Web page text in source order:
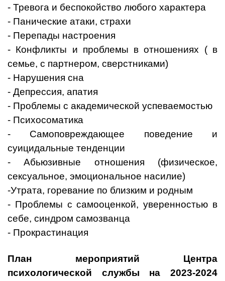
- Тревога и беспокойство любого характера
- Панические атаки, страхи
- Перепады настроения
- Конфликты и проблемы в отношениях ( в
семье, с партнером, сверстниками)
- Нарушения сна
- Депрессия, апатия
- Проблемы с академической успеваемостью
- Психосоматика
- Самоповреждающее поведение и
суицидальные тенденции
- Абьюзивные отношения (физическое,
сексуальное, эмоциональное насилие)
-Утрата, горевание по близким и родным
- Проблемы с самооценкой, уверенностью в
себе, синдром самозванца
- Прокрастинация
План мероприятий Центра
психологической службы на 2023-2024